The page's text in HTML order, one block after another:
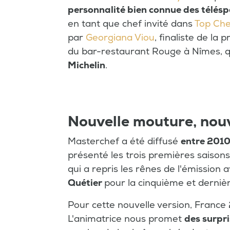
personnalité bien connue des
en tant que chef invité dansTop
par Georgiana Viou, finaliste de la
du bar-restaurant Rouge à Nîmes,
Michelin.
Nouvelle mouture,
Masterchef a été diffusé entre
présenté les trois premières
qui a repris les rênes de l'émission
Quétier pour la cinquième et
Pour cette nouvelle version,
L'animatrice nous promet des